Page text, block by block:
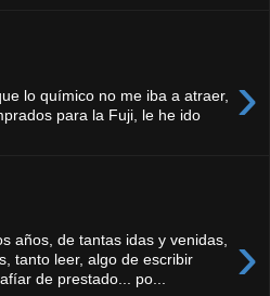
›
lo químico no me iba a atraer,
para la Fuji, le he ido
›
años, de tantas idas y venidas,
tanto leer, algo de escribir
de prestado... po...